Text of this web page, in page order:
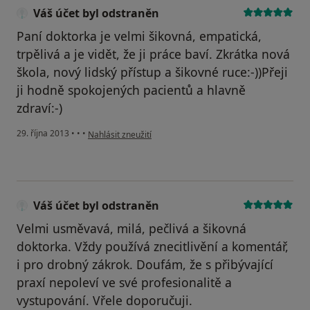
Váš účet byl odstraněn
Paní doktorka je velmi šikovná, empatická,
trpělivá a je vidět, že ji práce baví. Zkrátka nová
škola, nový lidský přístup a šikovné ruce:-))Přeji
ji hodně spokojených pacientů a hlavně
zdraví:-)
29. října 2013 • • • podle názoru uživatele Váš účet byl odstraněn
Nahlásit zneužití
Váš účet byl odstraněn
Velmi usměvavá, milá, pečlivá a šikovná
doktorka. Vždy používá znecitlivění a komentář,
i pro drobný zákrok. Doufám, že s přibývající
praxí nepoleví ve své profesionalitě a
vystupování. Vřele doporučuji.